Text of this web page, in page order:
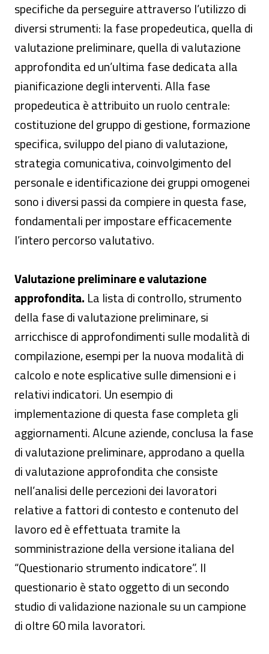
specifiche da perseguire attraverso l’utilizzo di
diversi strumenti: la fase propedeutica, quella di
valutazione preliminare, quella di valutazione
approfondita ed un’ultima fase dedicata alla
pianificazione degli interventi. Alla fase
propedeutica è attribuito un ruolo centrale:
costituzione del gruppo di gestione, formazione
specifica, sviluppo del piano di valutazione,
strategia comunicativa, coinvolgimento del
personale e identificazione dei gruppi omogenei
sono i diversi passi da compiere in questa fase,
fondamentali per impostare efficacemente
l’intero percorso valutativo.
Valutazione preliminare e valutazione
approfondita. La lista di controllo, strumento
della fase di valutazione preliminare, si
arricchisce di approfondimenti sulle modalità di
compilazione, esempi per la nuova modalità di
calcolo e note esplicative sulle dimensioni e i
relativi indicatori. Un esempio di
implementazione di questa fase completa gli
aggiornamenti. Alcune aziende, conclusa la fase
di valutazione preliminare, approdano a quella
di valutazione approfondita che consiste
nell’analisi delle percezioni dei lavoratori
relative a fattori di contesto e contenuto del
lavoro ed è effettuata tramite la
somministrazione della versione italiana del
“Questionario strumento indicatore”. Il
questionario è stato oggetto di un secondo
studio di validazione nazionale su un campione
di oltre 60 mila lavoratori.